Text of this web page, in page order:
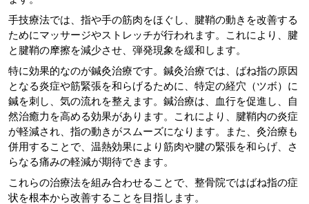
手技療法では、指や手の筋肉をほぐし、腱鞘の動きを改善する
ためにマッサージやストレッチが行われます。これにより、腱
と腱鞘の摩擦を減少させ、弾発現象を緩和します。
特に効果的なのが鍼灸治療です。鍼灸治療では、ばね指の原因
となる炎症や筋緊張を和らげるために、特定の経穴（ツボ）に
鍼を刺し、気の流れを整えます。鍼治療は、血行を促進し、自
然治癒力を高める効果があります。これにより、腱鞘内の炎症
が軽減され、指の動きがスムーズになります。また、灸治療も
併用することで、温熱効果により筋肉や腱の緊張を和らげ、さ
らなる痛みの軽減が期待できます。
これらの治療法を組み合わせることで、整骨院ではばね指の症
状を根本から改善することを目指します。